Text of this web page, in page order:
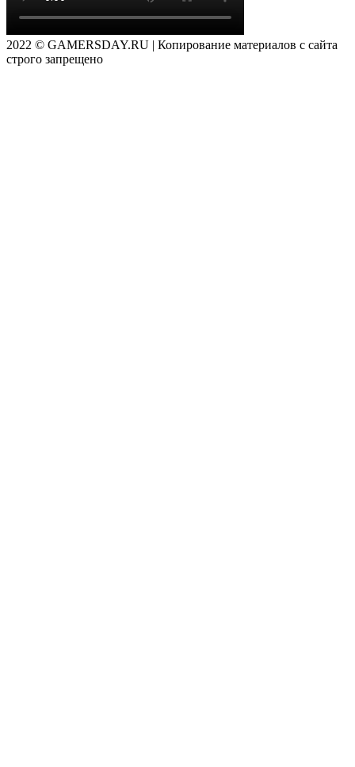
2022 © GAMERSDAY.RU | Копирование материалов с сайта
строго запрещено